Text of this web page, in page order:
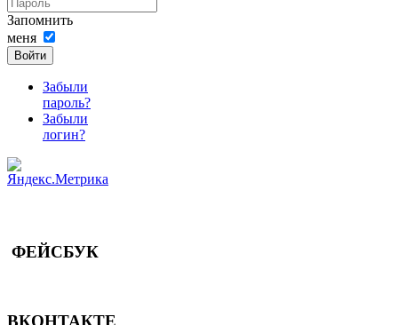
Запомнить
меня
Войти
Забыли
пароль?
Забыли
логин?
ФЕЙСБУК
ВКОНТАКТЕ